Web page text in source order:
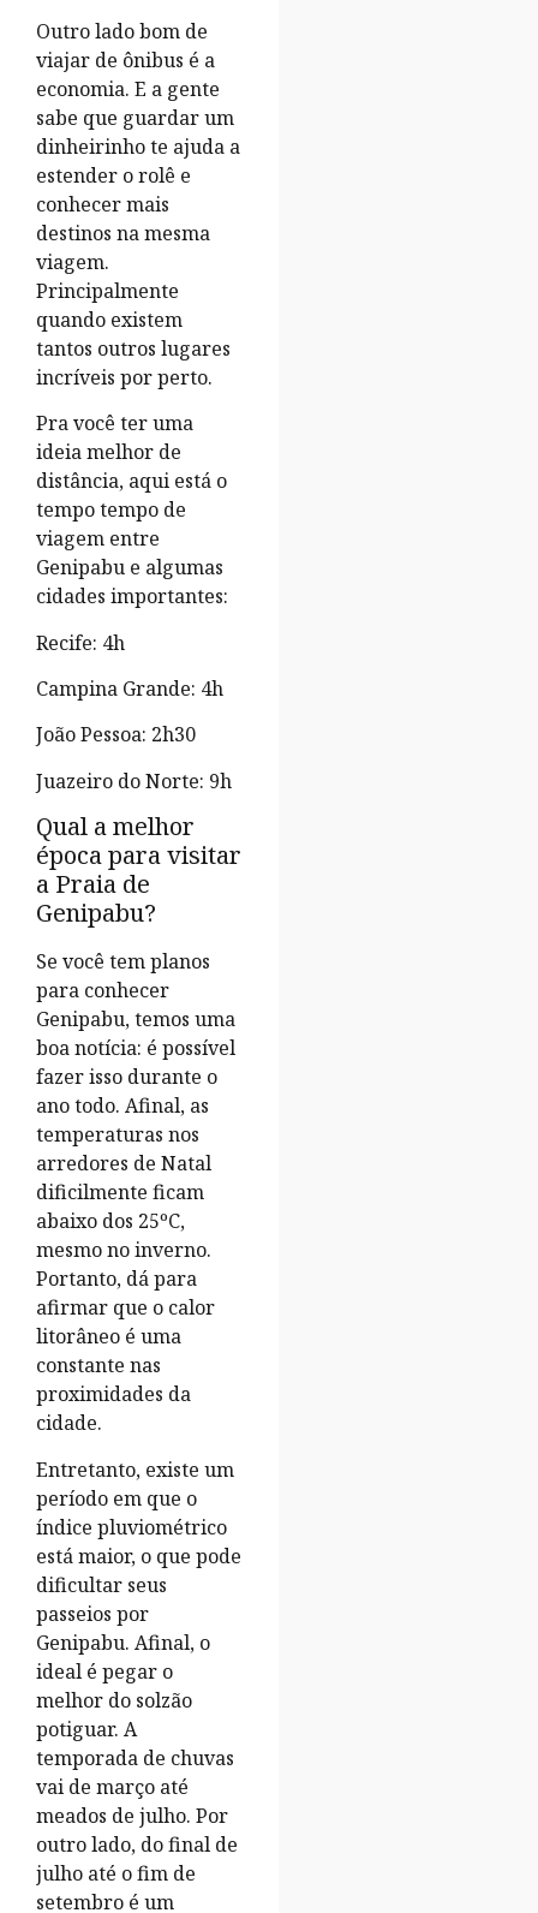
Outro lado bom de
viajar de ônibus é a
economia. E a gente
sabe que guardar um
dinheirinho te ajuda a
estender o rolê e
conhecer mais
destinos na mesma
viagem.
Principalmente
quando existem
tantos outros lugares
incríveis por perto.
Pra você ter uma
ideia melhor de
distância, aqui está o
tempo tempo de
viagem entre
Genipabu e algumas
cidades importantes:
Recife: 4h
Campina Grande: 4h
João Pessoa: 2h30
Juazeiro do Norte: 9h
Qual a melhor
época para visitar
a Praia de
Genipabu?
Se você tem planos
para conhecer
Genipabu, temos uma
boa notícia: é possível
fazer isso durante o
ano todo. Afinal, as
temperaturas nos
arredores de Natal
dificilmente ficam
abaixo dos 25ºC,
mesmo no inverno.
Portanto, dá para
afirmar que o calor
litorâneo é uma
constante nas
proximidades da
cidade.
Entretanto, existe um
período em que o
índice pluviométrico
está maior, o que pode
dificultar seus
passeios por
Genipabu. Afinal, o
ideal é pegar o
melhor do solzão
potiguar. A
temporada de chuvas
vai de março até
meados de julho. Por
outro lado, do final de
julho até o fim de
setembro é um